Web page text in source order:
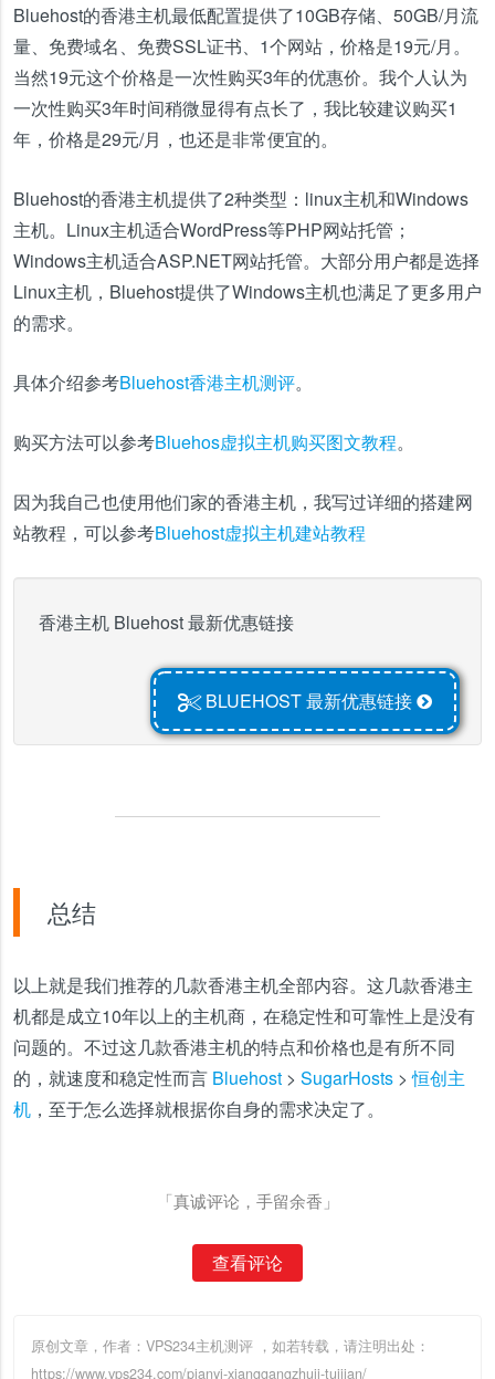
Bluehost的香港主机最低配置提供了10GB存储、50GB/月流
量、免费域名、免费SSL证书、1个网站，价格是19元/月。
当然19元这个价格是一次性购买3年的优惠价。我个人认为
一次性购买3年时间稍微显得有点长了，我比较建议购买1
年，价格是29元/月，也还是非常便宜的。
Bluehost的香港主机提供了2种类型：linux主机和Windows
主机。Linux主机适合WordPress等PHP网站托管；
Windows主机适合ASP.NET网站托管。大部分用户都是选择
Linux主机，Bluehost提供了Windows主机也满足了更多用户
的需求。
具体介绍参考Bluehost香港主机测评。
购买方法可以参考Bluehos虚拟主机购买图文教程。
因为我自己也使用他们家的香港主机，我写过详细的搭建网
站教程，可以参考Bluehost虚拟主机建站教程
香港主机 Bluehost 最新优惠链接
BLUEHOST 最新优惠链接
总结
以上就是我们推荐的几款香港主机全部内容。这几款香港主
机都是成立10年以上的主机商，在稳定性和可靠性上是没有
问题的。不过这几款香港主机的特点和价格也是有所不同
的，就速度和稳定性而言 Bluehost> SugarHosts>恒创主
机，至于怎么选择就根据你自身的需求决定了。
「真诚评论，手留余香」
查看评论
原创文章，作者：VPS234主机测评 ，如若转载，请注明出处：
https://www.vps234.com/pianyi-xianggangzhuji-tuijian/